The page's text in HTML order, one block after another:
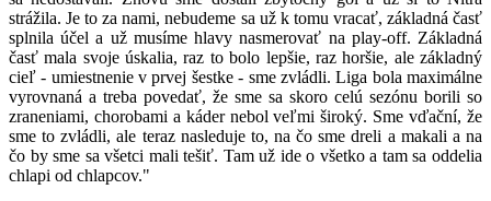
strážila. Je to za nami, nebudeme sa už k tomu vracať, základná časť
splnila účel a už musíme hlavy nasmerovať na play-off. Základná
časť mala svoje úskalia, raz to bolo lepšie, raz horšie, ale základný
cieľ - umiestnenie v prvej šestke - sme zvládli. Liga bola maximálne
vyrovnaná a treba povedať, že sme sa skoro celú sezónu borili so
zraneniami, chorobami a káder nebol veľmi široký. Sme vďační, že
sme to zvládli, ale teraz nasleduje to, na čo sme dreli a makali a na
čo by sme sa všetci mali tešiť. Tam už ide o všetko a tam sa oddelia
chlapi od chlapcov."